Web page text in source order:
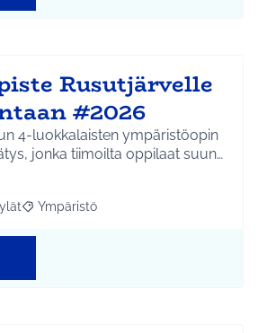
Rusutjärvelle
#2026
4-luokkalaisten ympäristöopin
jonka tiimoilta oppilaat suun…
mukaan: Etelä-Tuusulan kylät
Rajaa tulokset teeman mukaan:
Ympäristö